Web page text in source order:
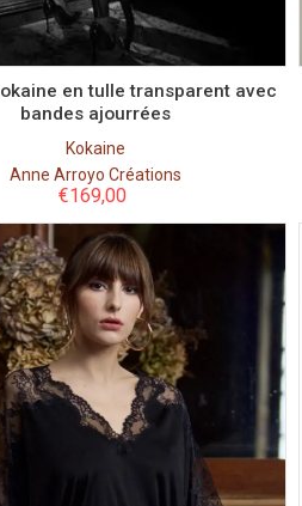
en tulle transparent avec
bandes ajourrées
Kokaine
Anne Arroyo Créations
€169,00